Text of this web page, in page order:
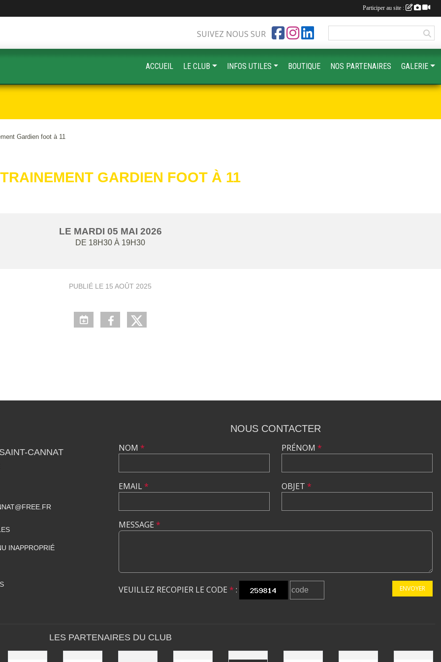
Gardien foot à 11
GARDIEN FOOT À 11
LE MARDI 05 MAI 2026
DE 18H30 À 19H30
PUBLIÉ LE 15 AOÛT 2025
SUIVEZ NOUS SUR
ACCUEIL LE CLUB INFOS UTILES BOUTIQUE NOS PARTENAIRES GALERIE
CANNAT
INAPPROPRIÉ
NOUS CONTACTER
NOM *
EMAIL*
PRÉNOM *
OBJET *
MESSAGE *
VEUILLEZ RECOPIER LE CODE * : ENVOYER
LES PARTENAIRES DU CLUB
Participer au site :